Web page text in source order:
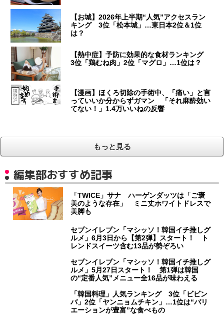
【お城】2026年上半期“人気”アクセスラン
キング 3位「松本城」…東日本2位＆1位
は？
【熱中症】予防に効果的な食材ランキング
3位「鶏むね肉」2位「マグロ」…1位は？
【漫画】ほくろ切除の手術中、「痛い」と言
っていいか分からずガマン 「それ麻酔効い
てない！」1.4万いいねの反響
もっと見る
編集部おすすめ記事
「TWICE」サナ ハーゲンダッツは「ご褒
美のような存在」 ミニ丈ホワイトドレスで
美脚も
セブンイレブン「マシッソ！韓国イチ推しグ
ルメ」6月3日から【第2弾】スタート！ ト
レンドスイーツ含む13品が勢ぞろい
セブンイレブン「マシッソ！韓国イチ推しグ
ルメ」5月27日スタート！ 第1弾は韓国
の“定番人気”メニュー全16品が味わえる
「韓国料理」人気ランキング 3位「ビビン
バ」2位「ヤンニョムチキン」…1位は“バリ
エーションが豊富”な食べもの